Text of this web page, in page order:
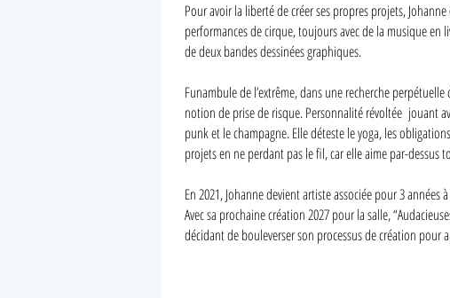
Pour avoir la liberté de créer ses propres projets,
performances de cirque, toujours avec de la musique en
de deux bandes dessinées graphiques.
Funambule de l’extrême, dans une recherche
notion de prise de risque. Personnalité révoltée jouant
punk et le champagne. Elle déteste le yoga, les
projets en ne perdant pas le fil, car elle aime par-dessus
En 2021, Johanne devient artiste associée pour 3
Avec sa prochaine création 2027 pour la salle,
décidant de bouleverser son processus de création